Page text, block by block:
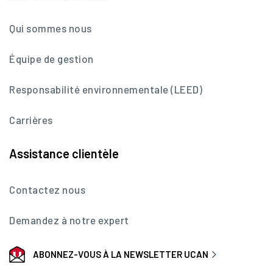
Qui sommes nous
Équipe de gestion
Responsabilité environnementale (LEED)
Carrières
Assistance clientèle
Contactez nous
Demandez à notre expert
ABONNEZ-VOUS À LA NEWSLETTER UCAN